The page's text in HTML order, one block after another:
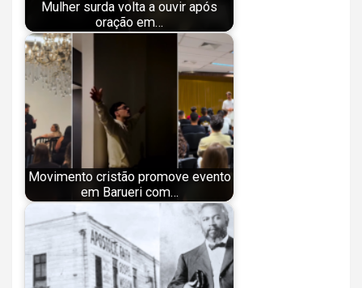
Mulher surda volta a ouvir após
oração em…
Movimento cristão promove evento
em Barueri com…